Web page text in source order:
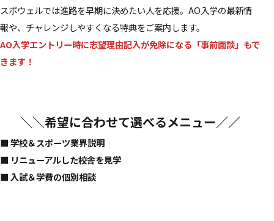
スポウェルでは進路を早期に決めたい人を応援。AO入学の最新情
報や、チャレンジしやすくなる特典をご案内します。
AO入学エントリー時に志望理由記入が免除になる「事前面談」もで
きます！
＼＼希望に合わせて選べるメニュー／／
■ 学校＆スポーツ業界説明
■ リニューアルした校舎を見学
■ 入試＆学費の個別相談